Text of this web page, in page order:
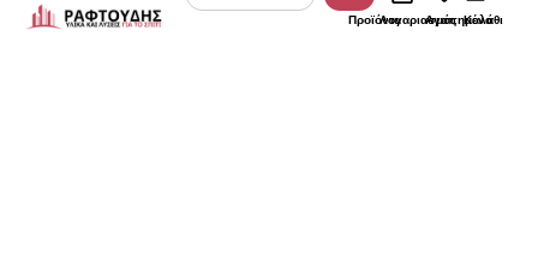
ΠροϊόνταΛογαριασμόςΑγαπημένα
Καλάθι